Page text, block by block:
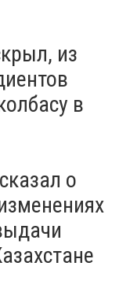
из
в
о